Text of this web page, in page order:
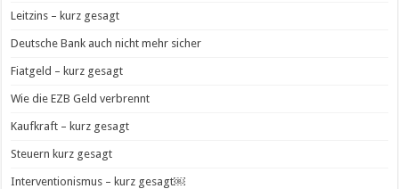
Leitzins – kurz gesagt
Deutsche Bank auch nicht mehr sicher
Fiatgeld – kurz gesagt
Wie die EZB Geld verbrennt
Kaufkraft – kurz gesagt
Steuern kurz gesagt
Interventionismus – kurz gesagt￼